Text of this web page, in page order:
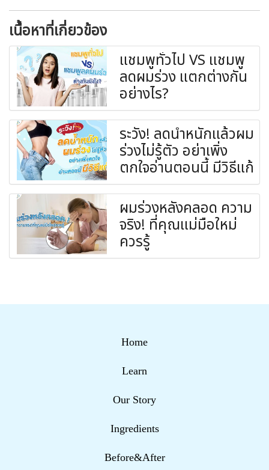
เนื้อหาที่เกี่ยวข้อง
แชมพูทั่วไป VS แชมพู
ลดผมร่วง แตกต่างกัน
อย่างไร?
ระวัง! ลดน้ำหนักแล้วผม
ร่วงไม่รู้ตัว อย่าเพิ่ง
ตกใจอ่านตอนนี้ มีวิธีแก้
ผมร่วงหลังคลอด ความ
จริง! ที่คุณแม่มือใหม่
ควรรู้
Home
Learn
Our Story
Ingredients
Before&After